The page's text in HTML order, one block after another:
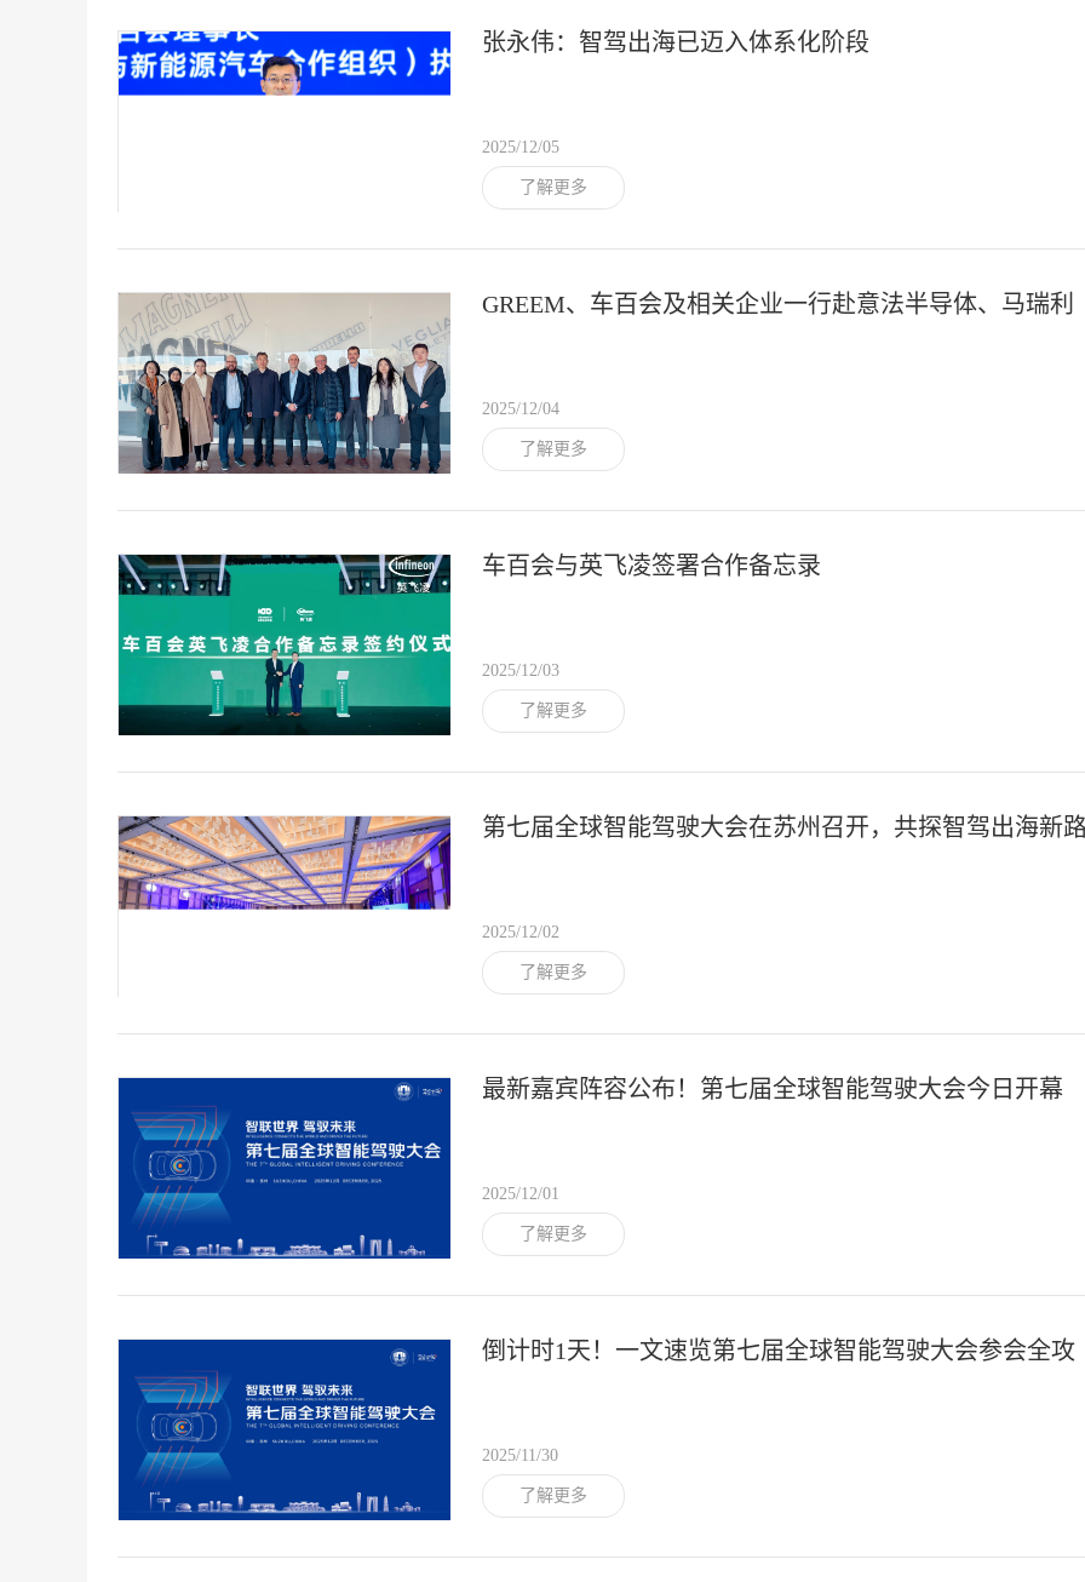
张永伟：智驾出海已迈入体系化阶段
2025/12/05
了解更多
GREEM、车百会及相关企业一行赴意法半导体、马瑞利
2025/12/04
了解更多
车百会与英飞凌签署合作备忘录
2025/12/03
了解更多
第七届全球智能驾驶大会在苏州召开，共探智驾出海新
2025/12/02
了解更多
最新嘉宾阵容公布！第七届全球智能驾驶大会今日开幕
2025/12/01
了解更多
倒计时1天！一文速览第七届全球智能驾驶大会参会全攻
2025/11/30
了解更多